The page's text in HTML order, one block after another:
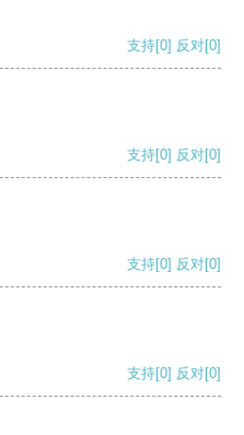
支持[0] 反对[0]
支持[0] 反对[0]
支持[0] 反对[0]
支持[0] 反对[0]